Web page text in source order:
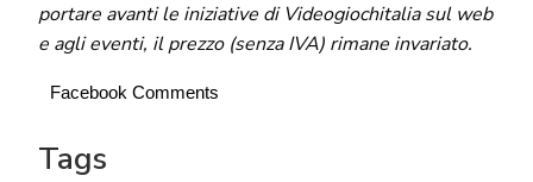
portare avanti le iniziative di Videogiochitalia sul web
e agli eventi, il prezzo (senza IVA) rimane invariato.
Facebook Comments
Tags